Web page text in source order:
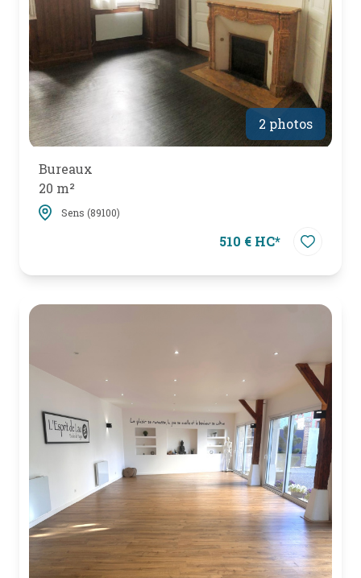
2 photos
Bureaux
20 m²
Sens (89100)
510 € HC*